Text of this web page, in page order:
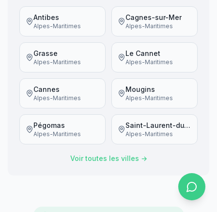
Antibes
Alpes-Maritimes
Cagnes-sur-Mer
Alpes-Maritimes
Grasse
Alpes-Maritimes
Le Cannet
Alpes-Maritimes
Cannes
Alpes-Maritimes
Mougins
Alpes-Maritimes
Pégomas
Alpes-Maritimes
Saint-Laurent-du-Var
Alpes-Maritimes
Voir toutes les villes →